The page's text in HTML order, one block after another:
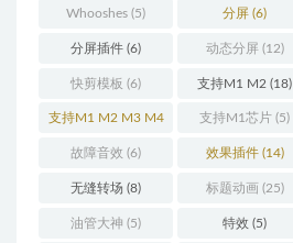
Whooshes (5) 分屏 (6)
分屏插件 (6) 动态分屏(12)
快剪模板 (6) 支持M1 M2 (18)
支持M1 M2 M3 M4
(25)
支持M1芯片 (5)
故障音效 (6) 效果插件(14)
无缝转场 (8) 标题动画(25)
油管大神 (5) 特效 (5)